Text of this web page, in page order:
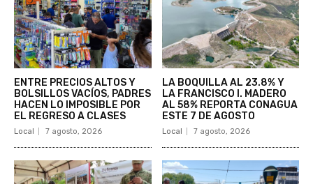
ENTRE PRECIOS ALTOS Y
BOLSILLOS VACÍOS, PADRES
HACEN LO IMPOSIBLE POR
EL REGRESO A CLASES
Local 7 agosto, 2026
LA BOQUILLA AL 23.8% Y
LA FRANCISCO I. MADERO
AL 58% REPORTA CONAGUA
ESTE 7 DE AGOSTO
Local 7 agosto, 2026